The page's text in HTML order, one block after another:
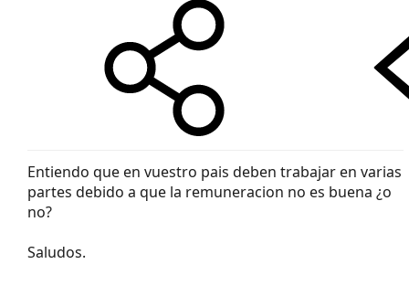
Entiendo que en vuestro pais deben trabajar en varias
partes debido a que la remuneracion no es buena ¿o
no?
Saludos.